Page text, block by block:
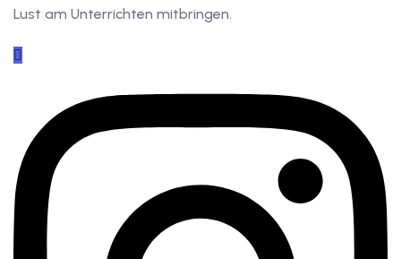
Lust am Unterrichten mitbringen.